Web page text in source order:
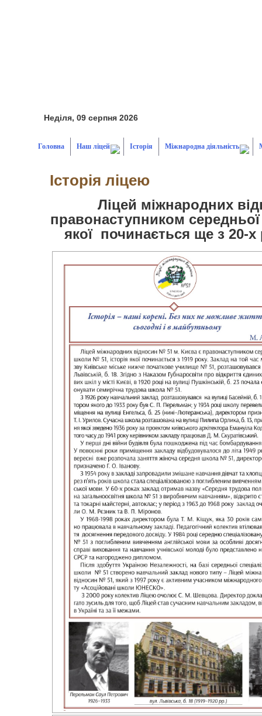
Неділя, 09 серпня 2026
Головна Наш ліцей Історія Міжнародна діяльність
Історія ліцею
Ліцей міжнародних
правонаступником
якої починається ще з 20-х